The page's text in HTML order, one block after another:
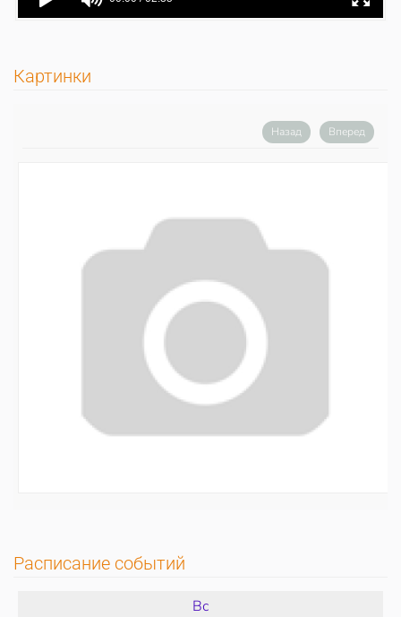
Картинки
Назад Вперед
Расписание событий
Вс